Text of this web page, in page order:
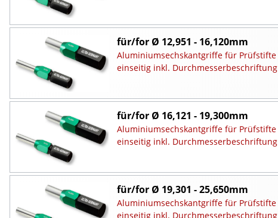
für/for Ø 12,951 - 16,120mm
Aluminiumsechskantgriffe für Prüfstifte
einseitig inkl. Durchmesserbeschriftung
für/for Ø 16,121 - 19,300mm
Aluminiumsechskantgriffe für Prüfstifte
einseitig inkl. Durchmesserbeschriftung
für/for Ø 19,301 - 25,650mm
Aluminiumsechskantgriffe für Prüfstifte
einseitig inkl. Durchmesserbeschriftung